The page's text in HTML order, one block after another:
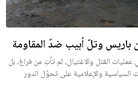
باريس وتلّ أبيب ضدّ المقاومة
عمليات القتل والاغتيال، لم تأتِ من فراغ، بل
السياسية والإعلامية على تحوّل الدور